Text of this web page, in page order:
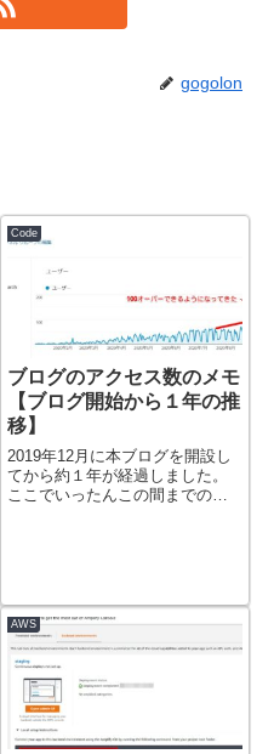
gogolon
Code
ブログのアクセス数のメモ
【ブログ開始から１年の推
移】
2019年12月に本ブログを開設し
てから約１年が経過しました。
ここでいったんこの間までのア
AWS